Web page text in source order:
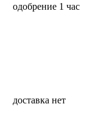
одобрение 1 час
доставка нет